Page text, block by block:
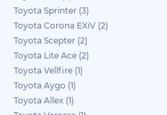
Toyota Sprinter (3)
Toyota Corona EXiV (2)
Toyota Scepter (2)
Toyota Lite Ace (2)
Toyota Vellfire (1)
Toyota Aygo (1)
Toyota Allex (1)